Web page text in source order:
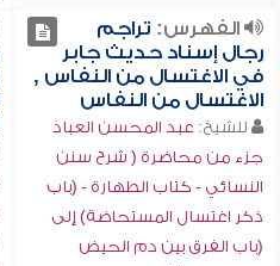
الفهرس: تراجم
رجال إسناد حديث جابر
في الاغتسال من النفاس ,
الاغتسال من النفاس
للشيخ: عبد المحسن العباد
جزء من محاضرة ( شرح سنن
النسائي - كتاب الطهارة - (باب
ذكر اغتسال المستحاضة) إلى
(باب الفرق بين دم الحيض